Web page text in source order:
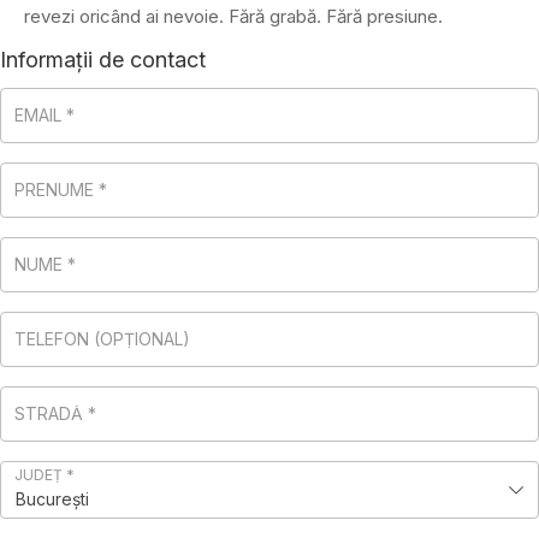
revezi oricând ai nevoie. Fără grabă. Fără presiune.
Informații de contact
EMAIL *
PRENUME *
NUME *
TELEFON (OPȚIONAL)
STRADĂ *
JUDEȚ *
București